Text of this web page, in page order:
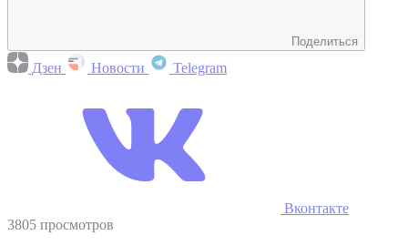
Поделиться
Дзен Новости Telegram
Вконтакте
3805 просмотров